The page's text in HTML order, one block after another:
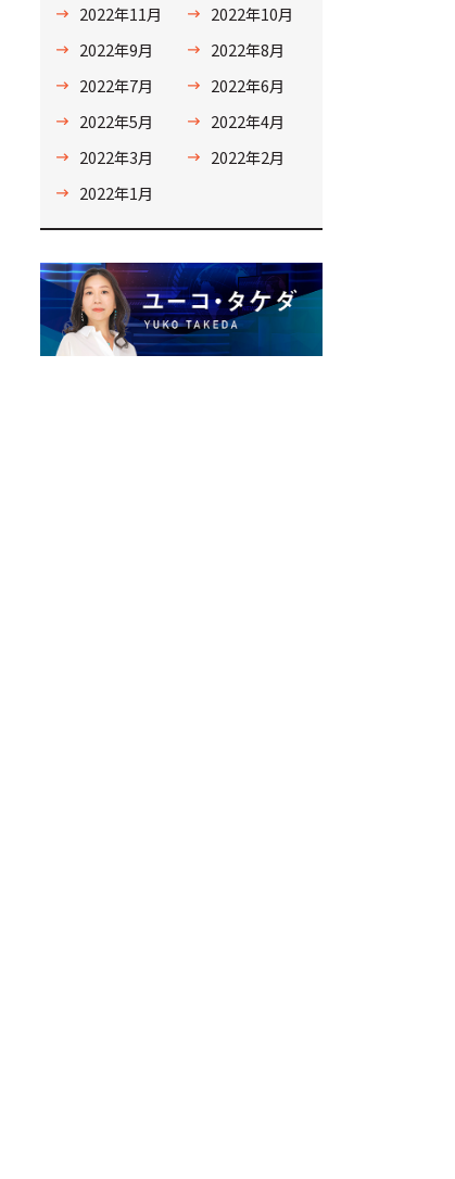
2022年11月
2022年10月
2022年9月
2022年8月
2022年7月
2022年6月
2022年5月
2022年4月
2022年3月
2022年2月
2022年1月